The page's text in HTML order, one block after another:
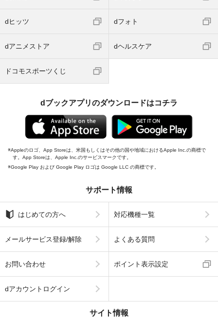
dヒッツ dフォト
dアニメストア dヘルスケア
ドコモスポーツくじ
dブックアプリのダウンロードはコチラ
Appleのロゴ、App Storeは、米国もしくはその他の国や地域におけるApple Inc.の商標で
す。App Storeは、Apple Inc.のサービスマークです。
Google Play および Google Play ロゴは Google LLC の商標です。
サポート情報
はじめての方へ 対応機種一覧
メールサービス登録/解除 よくある質問
お問い合わせ ポイント表示設定
dアカウントログイン
サイト情報